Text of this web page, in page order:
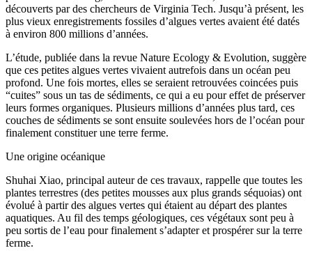
découverts par des chercheurs de Virginia Tech. Jusqu’à présent, les
plus vieux enregistrements fossiles d’algues vertes avaient été datés
à environ 800 millions d’années.
L’étude, publiée dans la revue Nature Ecology & Evolution, suggère
que ces petites algues vertes vivaient autrefois dans un océan peu
profond. Une fois mortes, elles se seraient retrouvées coincées puis
“cuites” sous un tas de sédiments, ce qui a eu pour effet de préserver
leurs formes organiques. Plusieurs millions d’années plus tard, ces
couches de sédiments se sont ensuite soulevées hors de l’océan pour
finalement constituer une terre ferme.
Une origine océanique
Shuhai Xiao, principal auteur de ces travaux, rappelle que toutes les
plantes terrestres (des petites mousses aux plus grands séquoias) ont
évolué à partir des algues vertes qui étaient au départ des plantes
aquatiques. Au fil des temps géologiques, ces végétaux sont peu à
peu sortis de l’eau pour finalement s’adapter et prospérer sur la terre
ferme.